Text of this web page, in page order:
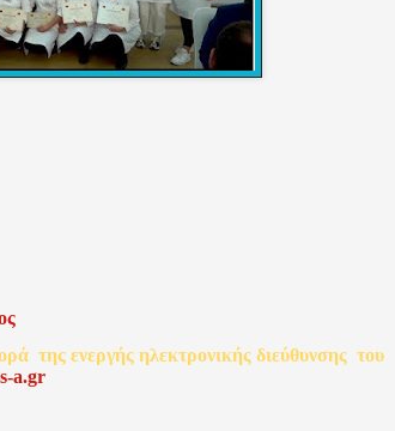
της ενεργής ηλεκτρονικής διεύθυνσης του
a.gr